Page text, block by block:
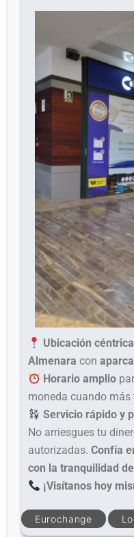
Ubicación céntrica
Almenara con
Horario amplio
moneda cuando más
Servicio rápido y
No arriesgues tu
autorizadas.Confía
con la tranquilidad
¡Visítanos hoy
Eurochange